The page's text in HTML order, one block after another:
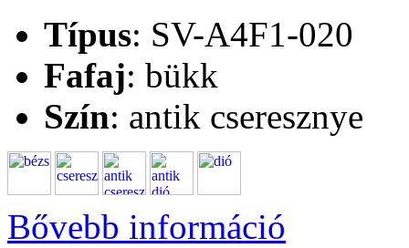
Típus: SV-A4F1-020
Fafaj: bükk
Szín: antik cseresznye
Bővebb információ